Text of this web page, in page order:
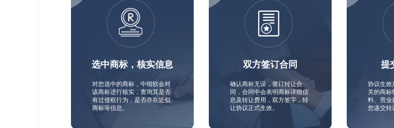
选中商标，核实信息
对您选中的商标，中细软会对
该商标进行核实，查询其是否
有过侵权行为，是否存在近似
商标等信息。
双方签订合同
确认商标无误，签订转让合
同，合同中会表明商标详细信
息及转让费用，双方签字，转
让协议正式生效。
提
协议生效
关的商标
料、营业
您递交转